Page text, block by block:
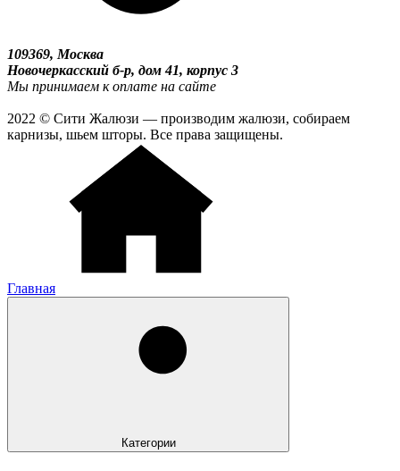
109369, Москва
Новочеркасский б-р, дом 41, корпус 3
Мы принимаем к оплате на сайте
2022 © Сити Жалюзи — производим жалюзи, собираем
карнизы, шьем шторы. Все права защищены.
Главная
Категории